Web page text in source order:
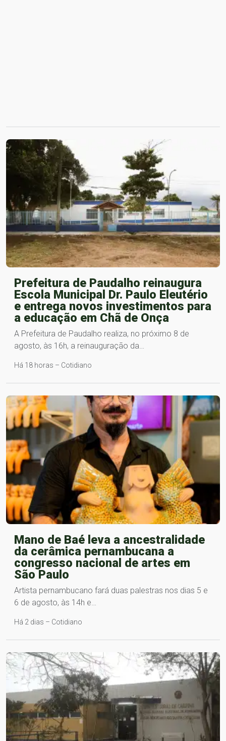
Prefeitura de Paudalho reinaugura
Escola Municipal Dr. Paulo Eleutério
e entrega novos investimentos para
a educação em Chã de Onça
A Prefeitura de Paudalho realiza, no próximo 8 de
agosto, às 16h, a reinauguração da…
Há 18 horas – Cotidiano
Mano de Baé leva a ancestralidade
da cerâmica pernambucana a
congresso nacional de artes em
São Paulo
Artista pernambucano fará duas palestras nos dias 5 e
6 de agosto, às 14h e…
Há 2 dias – Cotidiano